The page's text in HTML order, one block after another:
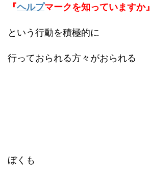
『ヘルプマークを知っていますか』
という行動を積極的に
行っておられる方々がおられる
ぼくも